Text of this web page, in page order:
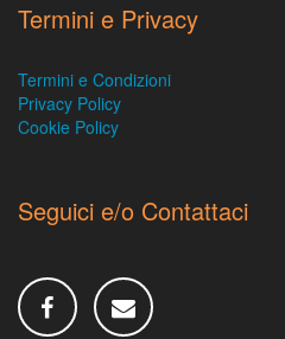
Termini e Privacy
Termini e Condizioni
Privacy Policy
Cookie Policy
Seguici e/o Contattaci